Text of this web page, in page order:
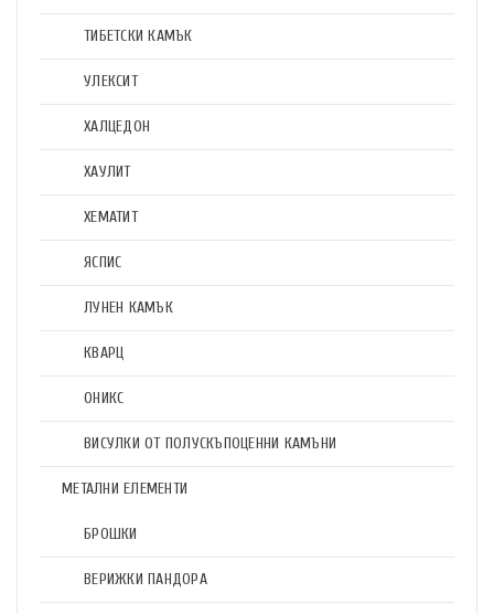
ТИБЕТСКИ КАМЪК
УЛЕКСИТ
ХАЛЦЕДОН
ХАУЛИТ
ХЕМАТИТ
ЯСПИС
ЛУНЕН КАМЪК
КВАРЦ
ОНИКС
ВИСУЛКИ ОТ ПОЛУСКЪПОЦЕННИ КАМЪНИ
МЕТАЛНИ ЕЛЕМЕНТИ
БРОШКИ
ВЕРИЖКИ ПАНДОРА